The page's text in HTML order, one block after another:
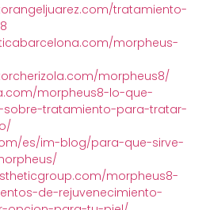
tratamiento-
morpheus-
morpheus8/
morpheus8-lo-que-
sobre-tratamiento-para-tratar-
es/im-blog/para-que-sirve-
morpheus8-
de-rejuvenecimiento-